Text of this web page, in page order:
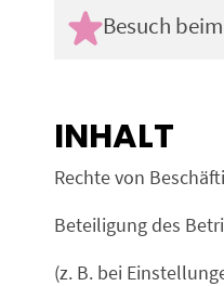
Besuch
INHALT
Rechte von
Beteiligung des
(z. B. bei